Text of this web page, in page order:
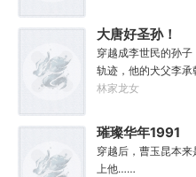
刺】【破甲、流血
骨】【赤子心册】【
【……】杀死妖怪就
方骁由此踏上了一
————————“方骁
大唐好圣孙！
穿越成李世民的孙
轨迹，他的犬父李承
犬父连累，李象决定
战斗！第二步，恨爹
象回想起这段时光，
林家龙女
璀璨华年1991
穿越后，曹玉昆本
上他……